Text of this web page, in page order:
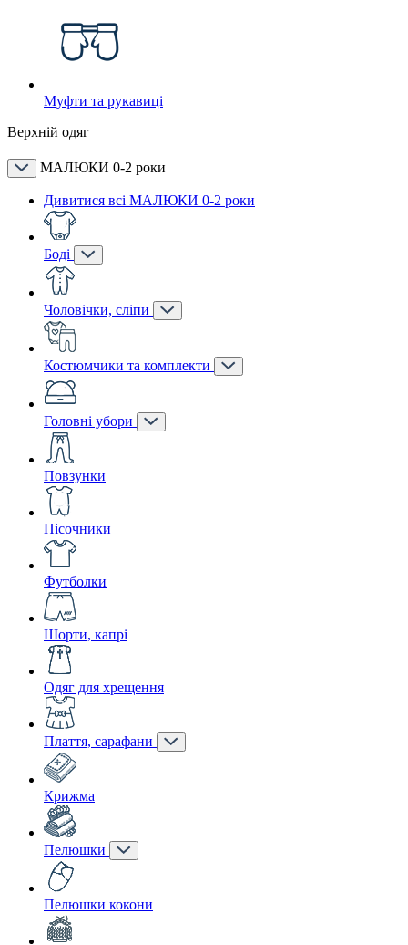
Муфти та рукавиці
Верхній одяг
МАЛЮКИ 0-2 роки
Дивитися всі МАЛЮКИ 0-2 роки
Боді
Чоловічки, сліпи
Костюмчики та комплекти
Головні убори
Повзунки
Пісочники
Футболки
Шорти, капрі
Одяг для хрещення
Плаття, сарафани
Крижма
Пелюшки
Пелюшки кокони